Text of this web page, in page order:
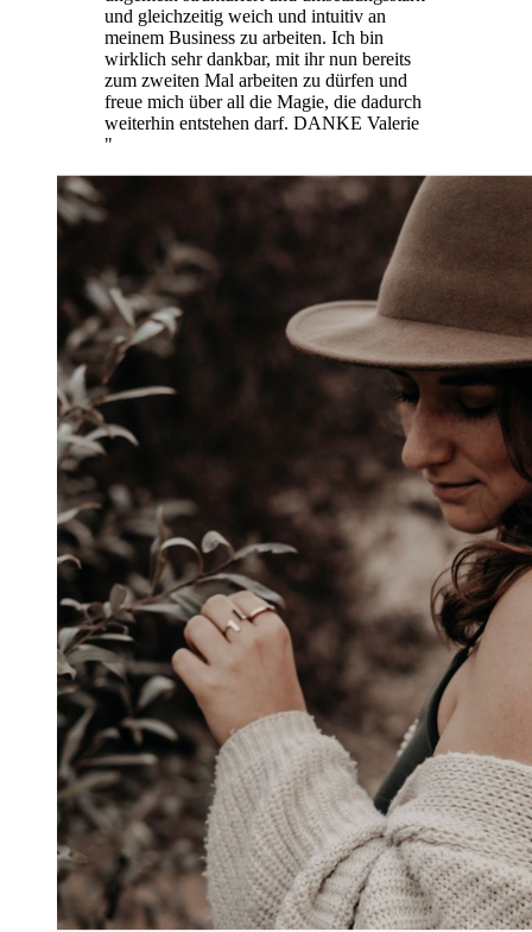
und gleichzeitig weich und intuitiv an
meinem Business zu arbeiten. Ich bin
wirklich sehr dankbar, mit ihr nun bereits
zum zweiten Mal arbeiten zu dürfen und
freue mich über all die Magie, die dadurch
weiterhin entstehen darf. DANKE Valerie
"